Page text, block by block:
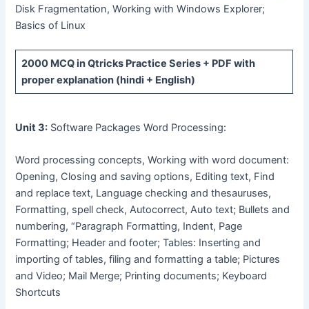
Disk Fragmentation, Working with Windows Explorer;
Basics of Linux
2000 MCQin Qtricks Practice Series + PDF with
proper explanation (hindi + English)
Unit 3: Software Packages Word Processing:
Word processing concepts, Working with word document:
Opening, Closing and saving options, Editing text, Find
and replace text, Language checking and thesauruses,
Formatting, spell check, Autocorrect, Auto text; Bullets and
numbering, “Paragraph Formatting, Indent, Page
Formatting; Header and footer; Tables: Inserting and
importing of tables, filing and formatting a table; Pictures
and Video; Mail Merge; Printing documents; Keyboard
Shortcuts